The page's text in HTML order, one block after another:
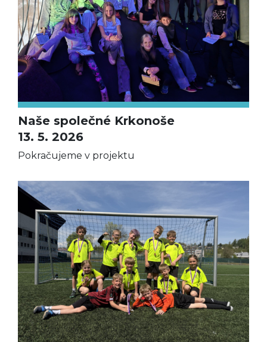
Naše společné Krkonoše
13. 5. 2026
Pokračujeme v projektu